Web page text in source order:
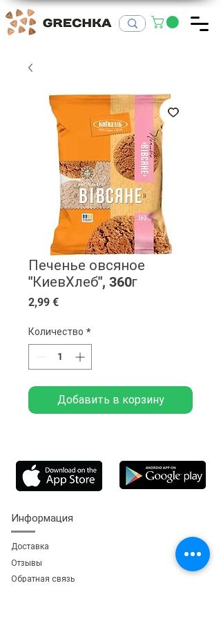
Печенье овсяное
"КиевХлеб", 360г
2,99 €Цена
Количество *
Добавить в корзину
Информация
Доставка
Отзывы
Обратная связь